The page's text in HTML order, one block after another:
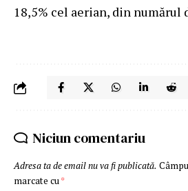
18,5% cel aerian, din numărul
Niciun comentariu
Adresa ta de email nu va fi publicată.
marcate cu *